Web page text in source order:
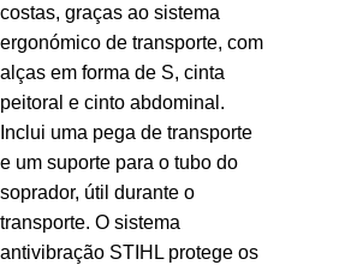
costas, graças ao sistema
ergonómico de transporte, com
alças em forma de S, cinta
peitoral e cinto abdominal.
Inclui uma pega de transporte
e um suporte para o tubo do
soprador, útil durante o
transporte. O sistema
antivibração STIHL protege os